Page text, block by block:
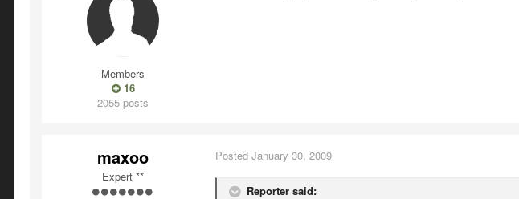
Members
16
2055 posts
maxoo
Expert **
Posted January 30, 2009
Reporter said: